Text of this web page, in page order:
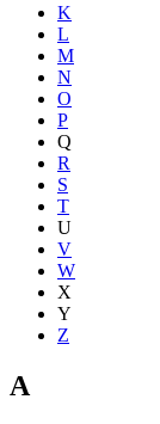
K
L
M
N
O
P
Q
R
S
T
U
V
W
X
Y
Z
A